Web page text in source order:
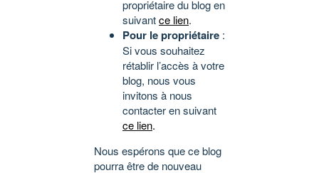
propriétaire du blog en
suivantce lien.
Pour le propriétaire :
Si vous souhaitez
rétablir l’accès à votre
blog, nous vous
invitons à nous
contacter en suivant
ce lien.
Nous espérons que ce blog
pourra être de nouveau